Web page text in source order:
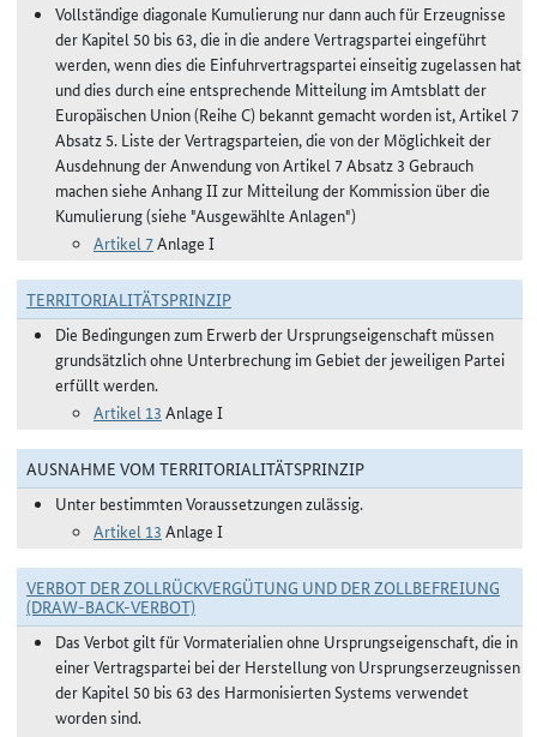
Vollständige diagonale Kumulierung nur dann auch für Erzeugnisse
der Kapitel 50 bis 63, die in die andere Vertragspartei eingeführt
werden, wenn dies die Einfuhrvertragspartei einseitig zugelassen hat
und dies durch eine entsprechende Mitteilung im Amtsblatt der
Europäischen Union (Reihe C) bekannt gemacht worden ist, Artikel 7
Absatz 5. Liste der Vertragsparteien, die von der Möglichkeit der
Ausdehnung der Anwendung von Artikel 7 Absatz 3 Gebrauch
machen siehe Anhang II zur Mitteilung der Kommission über die
Kumulierung (siehe "Ausgewählte Anlagen")
Artikel 7Anlage I
TERRITORIALITÄTSPRINZIP
Die Bedingungen zum Erwerb der Ursprungseigenschaft müssen
grundsätzlich ohne Unterbrechung im Gebiet der jeweiligen Partei
erfüllt werden.
Artikel 13 Anlage I
AUSNAHME VOM TERRITORIALITÄTSPRINZIP
Unter bestimmten Voraussetzungen zulässig.
Artikel 13 Anlage I
VERBOT DER ZOLLRÜCKVERGÜTUNG UND DER ZOLLBEFREIUNG
(DRAW-BACK-VERBOT)
Das Verbot gilt für Vormaterialien ohne Ursprungseigenschaft, die in
einer Vertragspartei bei der Herstellung von Ursprungserzeugnissen
der Kapitel 50 bis 63 des Harmonisierten Systems verwendet
worden sind.